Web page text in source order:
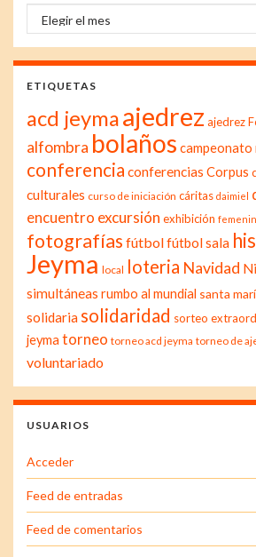
Archivo
ETIQUETAS
acd jeymaajedrez ajedrez
alfombra bolaños campeonato
conferencia conferencias Corpus
culturales curso de iniciación cáritas daimiel
encuentro excursión exhibición
fotografías fútbolfútbol sala
Jeyma local loteria Navidad
simultáneas rumbo al mundial santa
solidariasolidaridad sorteo
jeyma torneo torneo acd jeyma torneo de
voluntariado
USUARIOS
Acceder
Feed de entradas
Feed de comentarios